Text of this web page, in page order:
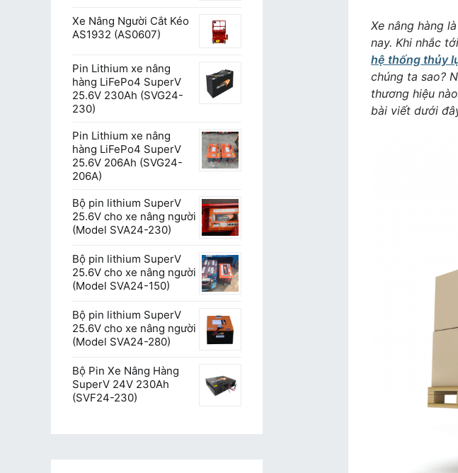
Xe nâng hàng
nay. Khi nhắc
hệ thống thủy
chúng ta sao?
thương hiệu
bài viết dưới
Xe Nâng Người Cắt Kéo
AS1932 (AS0607)
Pin Lithium xe nâng
hàng LiFePo4 SuperV
25.6V 230Ah (SVG24-
230)
Pin Lithium xe nâng
hàng LiFePo4 SuperV
25.6V 206Ah (SVG24-
206A)
Bộ pin lithium SuperV
25.6V cho xe nâng người
(Model SVA24-230)
Bộ pin lithium SuperV
25.6V cho xe nâng người
(Model SVA24-150)
Bộ pin lithium SuperV
25.6V cho xe nâng người
(Model SVA24-280)
Bộ Pin Xe Nâng Hàng
SuperV 24V 230Ah
(SVF24-230)